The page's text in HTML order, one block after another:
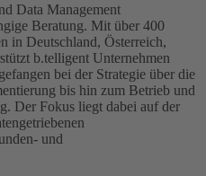
Data Management
Beratung. Mit über 400
in Deutschland, Österreich,
b.telligent Unternehmen
bei der Strategie über die
bis hin zum Betrieb und
Der Fokus liegt dabei auf der
und